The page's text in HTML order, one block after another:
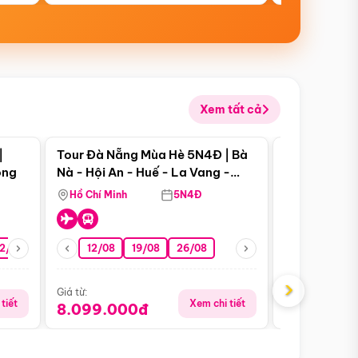
Xem tất cả
08 26/08 05/09 09/09 12/09
tiết
Điểm nổi bật
Tour Đà Nẵng Mùa Hè 5N4Đ | Bà
Nà - Hội An - Huế - La Vang -
Động Thiên Đường
Hồ Chí Minh 5N4Đ
12/08 19/08 26/08
Giá từ:
8.099.000đ Xem chi tiết
Giá từ:
›